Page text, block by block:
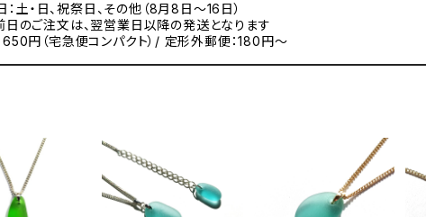
土・日、祝祭日、その他（8月8日～16日）
日のご注文は、翌営業日以降の発送となります
650円（宅急便コンパクト）/ 定形外郵便：180円～